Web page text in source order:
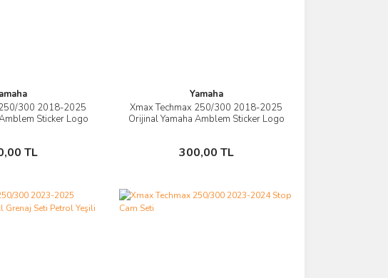
300 2018-2025
Sticker Logo
TL
İncele
Ekle
Yamaha
Xmax Techmax 250/300 2018-2025
Orijinal Yamaha Amblem Sticker Logo
300,00 TL
İncele
Sepete Ekle